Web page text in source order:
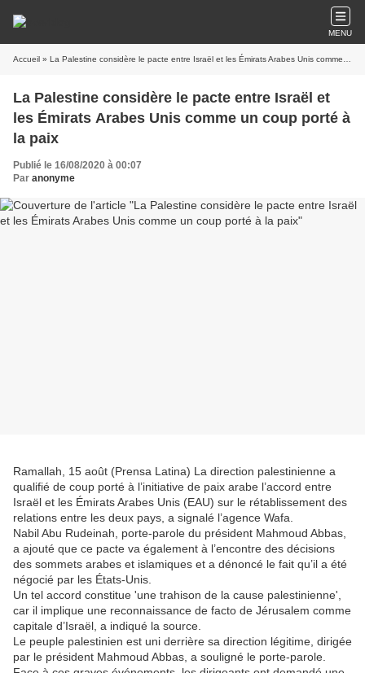
MENU
Accueil » La Palestine considère le pacte entre Israël et les Émirats Arabes Unis comme un coup porté à la paix
La Palestine considère le pacte entre Israël et
les Émirats Arabes Unis comme un coup porté à
la paix
Publié le 16/08/2020 à 00:07
Par anonyme
Ramallah, 15 août (Prensa Latina) La direction palestinienne a
qualifié de coup porté à l’initiative de paix arabe l’accord entre
Israël et les Émirats Arabes Unis (EAU) sur le rétablissement des
relations entre les deux pays, a signalé l’agence Wafa.
Nabil Abu Rudeinah, porte-parole du président Mahmoud Abbas,
a ajouté que ce pacte va également à l’encontre des décisions
des sommets arabes et islamiques et a dénoncé le fait qu’il a été
négocié par les États-Unis.
Un tel accord constitue 'une trahison de la cause palestinienne',
car il implique une reconnaissance de facto de Jérusalem comme
capitale d’Israël, a indiqué la source.
Le peuple palestinien est uni derrière sa direction légitime, dirigée
par le président Mahmoud Abbas, a souligné le porte-parole.